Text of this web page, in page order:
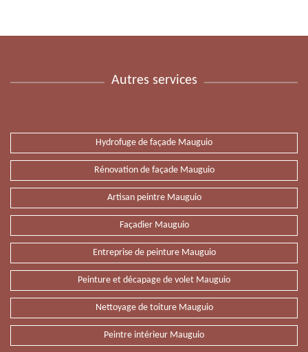
Autres services
Hydrofuge de façade Mauguio
Rénovation de façade Mauguio
Artisan peintre Mauguio
Façadier Mauguio
Entreprise de peinture Mauguio
Peinture et décapage de volet Mauguio
Nettoyage de toiture Mauguio
Peintre intérieur Mauguio